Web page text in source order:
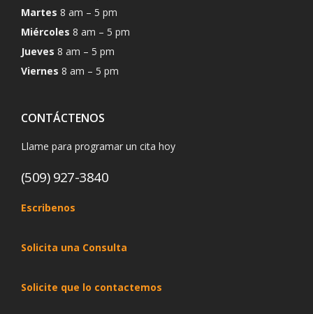
Martes 8 am – 5 pm
Miércoles 8 am – 5 pm
Jueves 8 am – 5 pm
Viernes 8 am – 5 pm
CONTÁCTENOS
Llame para programar un cita hoy
(509) 927-3840
Escribenos
Solicita una Consulta
Solicite que lo contactemos